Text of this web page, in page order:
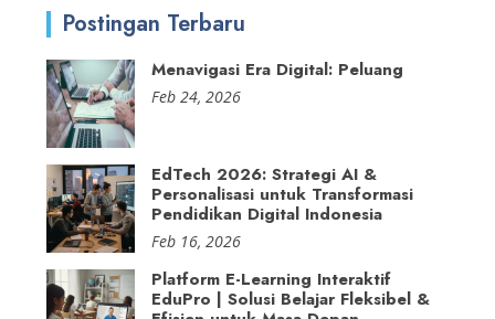
Postingan Terbaru
Menavigasi Era Digital: Peluang
Feb 24, 2026
EdTech 2026: Strategi AI &
Personalisasi untuk Transformasi
Pendidikan Digital Indonesia
Feb 16, 2026
Platform E-Learning Interaktif
EduPro | Solusi Belajar Fleksibel &